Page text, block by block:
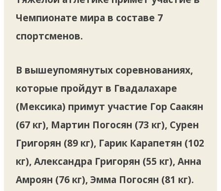
Чемпионате мира в составе 7
спортсменов.
В вышеупомянутых соревнованиях,
которые пройдут в Гвадалахаре
(Мексика) примут участие Гор Саакян
(67 кг), Мартин Погосян (73 кг), Сурен
Григорян (89 кг), Гарик Карапетян (102
кг), Александра Григорян (55 кг), Анна
Амроян (76 кг), Эмма Погосян (81 кг).